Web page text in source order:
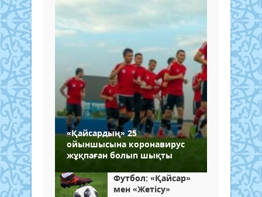
«Қайсардың» 25
ойыншысына коронавирус
жұқпаған болып шықты
Футбол: «Қайсар»
мен «Жетісу»